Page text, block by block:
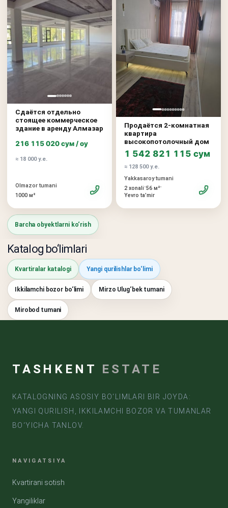
Сдаётся отдельно
стоящее коммерческое
здание в аренду Алмазар
216 115 020 сум / oy
≈ 18 000 у.е.
Olmazor tumani
1000 м²
Продаётся 2-комнатная
квартира
высокопотолочный дом
1 542 821 115 сум
≈ 128 500 у.е.
Yakkasaroy tumani
2 xonali•56 м²•
Yevro taʼmir
Barcha obyektlarni ko‘rish
Katalog bo‘limlari
Kvartiralar katalogi Yangi qurilishlar bo‘limi
Ikkilamchi bozor bo‘limi Mirzo Ulug‘bek tumani
Mirobod tumani
TASHKENT ESTATE
KATALOGNING ASOSIY BO‘LIMLARI BIR JOYDA:
YANGI QURILISH, IKKILAMCHI BOZOR VA TUMANLAR
BO‘YICHA TANLOV.
NAVIGATSIYA
Kvartirani sotish
Yangiliklar